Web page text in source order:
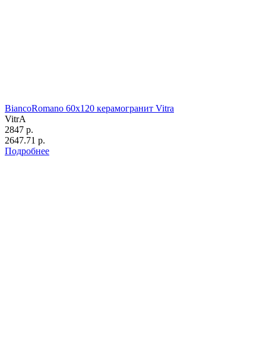
BiancoRomano 60х120 керамогранит Vitra
VitrA
2847 р.
2647.71 р.
Подробнее